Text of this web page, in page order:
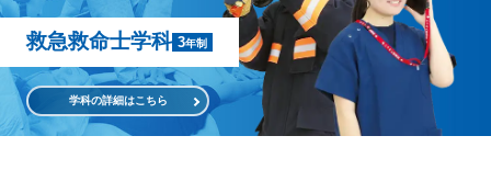
救急救命士学科 3年制
学科の詳細はこちら